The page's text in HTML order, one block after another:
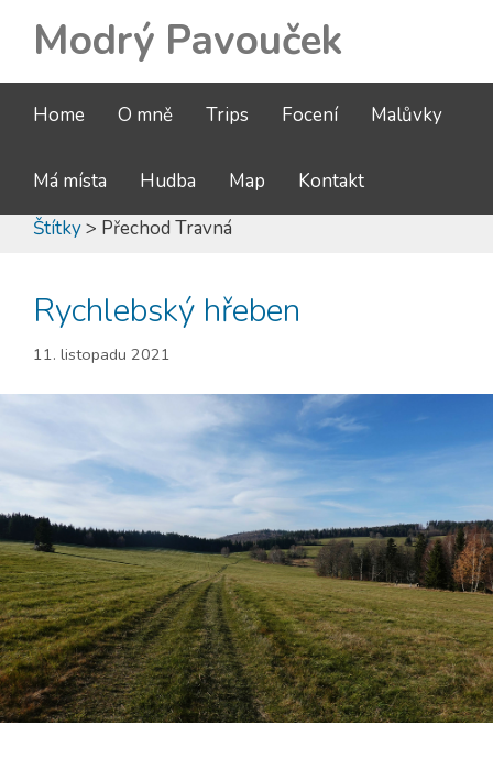
Modrý Pavouček
Home O mně Trips Focení Malůvky
Má místa Hudba Map
Kontakt
Štítky> Přechod Travná
Rychlebský hřeben
11. listopadu 2021